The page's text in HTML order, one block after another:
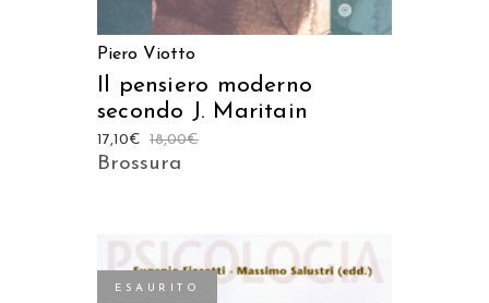
Piero Viotto
Il pensiero moderno
secondo J. Maritain
18,00€
17,10€
Brossura
ESAURITO